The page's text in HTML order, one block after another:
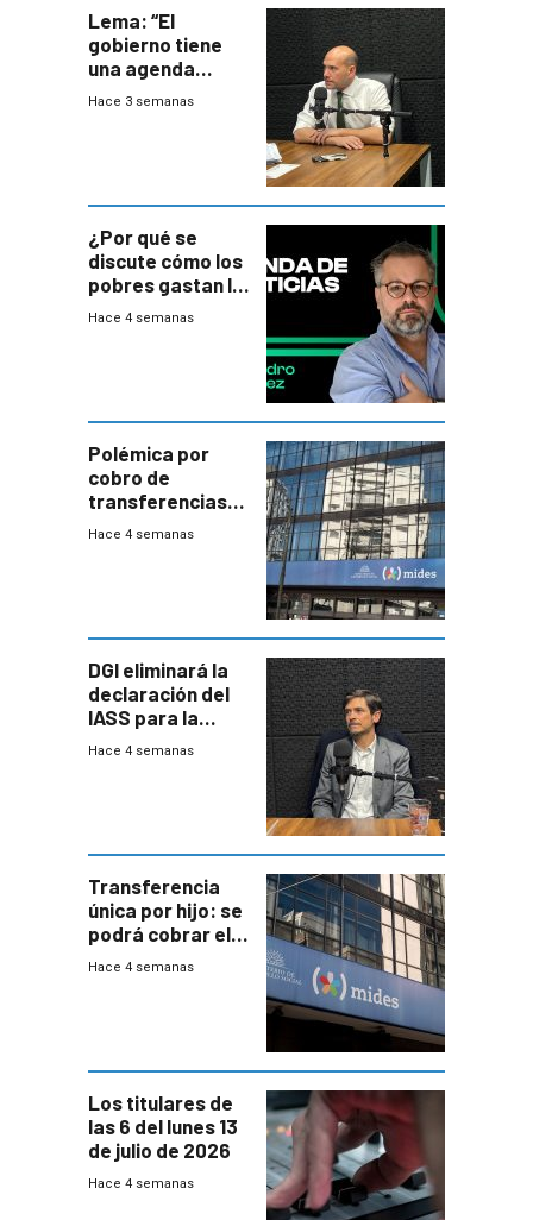
Lema: “El
gobierno tiene
una agenda
destructiva”
Hace 3 semanas
¿Por qué se
discute cómo los
pobres gastan la
plata?
Hace 4 semanas
Polémica por
cobro de
transferencias
del Mides en
Hace 4 semanas
DGI eliminará la
declaración del
IASS para la
mayoría de los
Hace 4 semanas
Transferencia
única por hijo: se
podrá cobrar el
100% en efectivo
Hace 4 semanas
Los titulares de
las 6 del lunes 13
de julio de 2026
Hace 4 semanas